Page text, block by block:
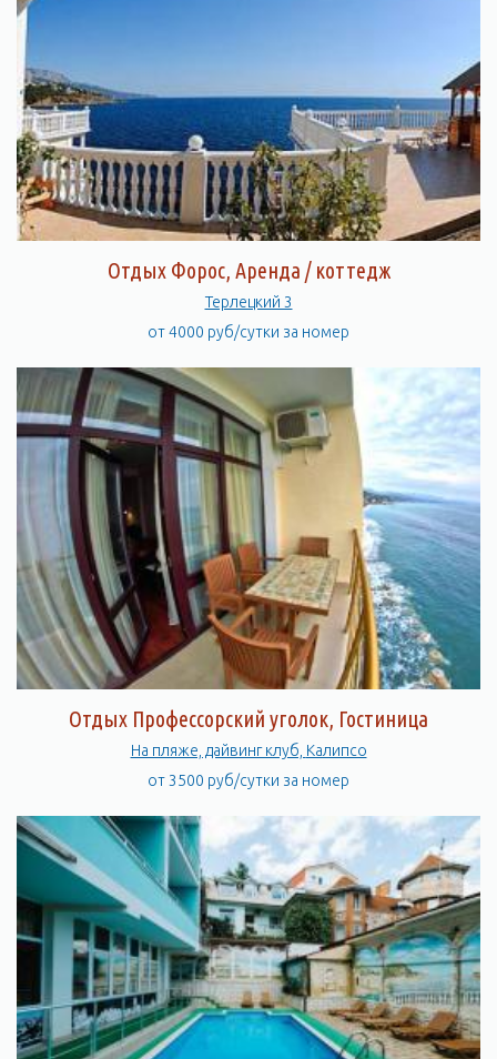
Отдых Форос, Аренда / коттедж
Терлецкий 3
от 4000 руб/сутки за номер
Отдых Профессорский уголок, Гостиница
На пляже, дайвинг клуб, Калипсо
от 3500 руб/сутки за номер